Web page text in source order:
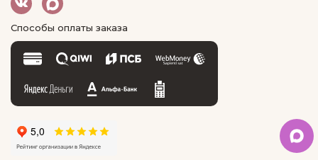
Способы оплаты заказа